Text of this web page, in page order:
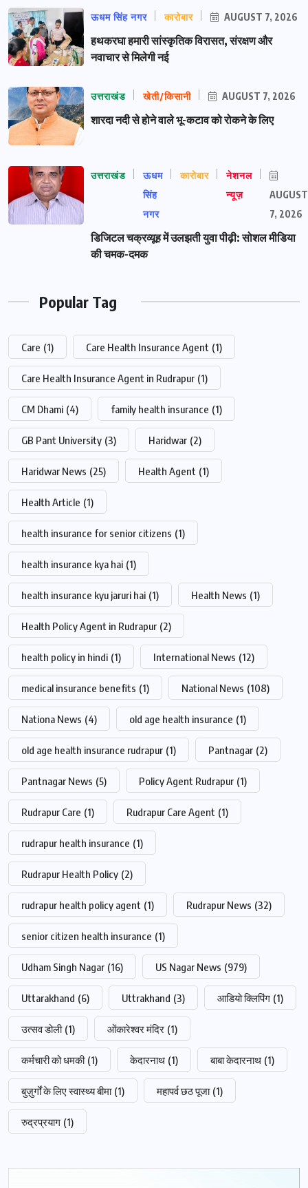
ऊधम सिंह नगर कारोबार AUGUST 7, 2026
हथकरघा हमारी सांस्कृतिक विरासत, संरक्षण और
नवाचार से मिलेगी नई
उत्तराखंड खेती/किसानी AUGUST 7, 2026
शारदा नदी से होने वाले भू-कटाव को रोकने के लिए
उत्तराखंड
ऊधम
सिंह
नगर
कारोबार
नेशनल
न्यूज़
AUGUST
7, 2026
डिजिटल चक्रव्यूह में उलझती युवा पीढ़ी: सोशल मीडिया
की चमक-दमक
Popular Tag
Care (1) Care Health Insurance Agent (1)
Care Health Insurance Agent in Rudrapur (1)
CM Dhami (4) family health insurance (1)
GB Pant University (3) Haridwar (2)
Haridwar News (25) Health Agent (1)
Health Article (1)
health insurance for senior citizens (1)
health insurance kya hai (1)
health insurance kyu jaruri hai (1) Health News (1)
Health Policy Agent in Rudrapur (2)
health policy in hindi (1) International News (12)
medical insurance benefits (1) National News (108)
Nationa News (4) old age health insurance (1)
old age health insurance rudrapur (1) Pantnagar (2)
Pantnagar News (5) Policy Agent Rudrapur (1)
Rudrapur Care (1) Rudrapur Care Agent (1)
rudrapur health insurance (1)
Rudrapur Health Policy (2)
rudrapur health policy agent (1) Rudrapur News (32)
senior citizen health insurance (1)
Udham Singh Nagar (16) US Nagar News (979)
Uttarakhand (6) Uttrakhand (3) आडियो क्लिपिंग (1)
उत्सव डोली (1) ओंकारेश्वर मंदिर (1)
कर्मचारी को धमकी (1) केदारनाथ (1) बाबा केदारनाथ (1)
बुज़ुर्गों के लिए स्वास्थ्य बीमा (1) महापर्व छठ पूजा (1)
रुद्रप्रयाग (1)